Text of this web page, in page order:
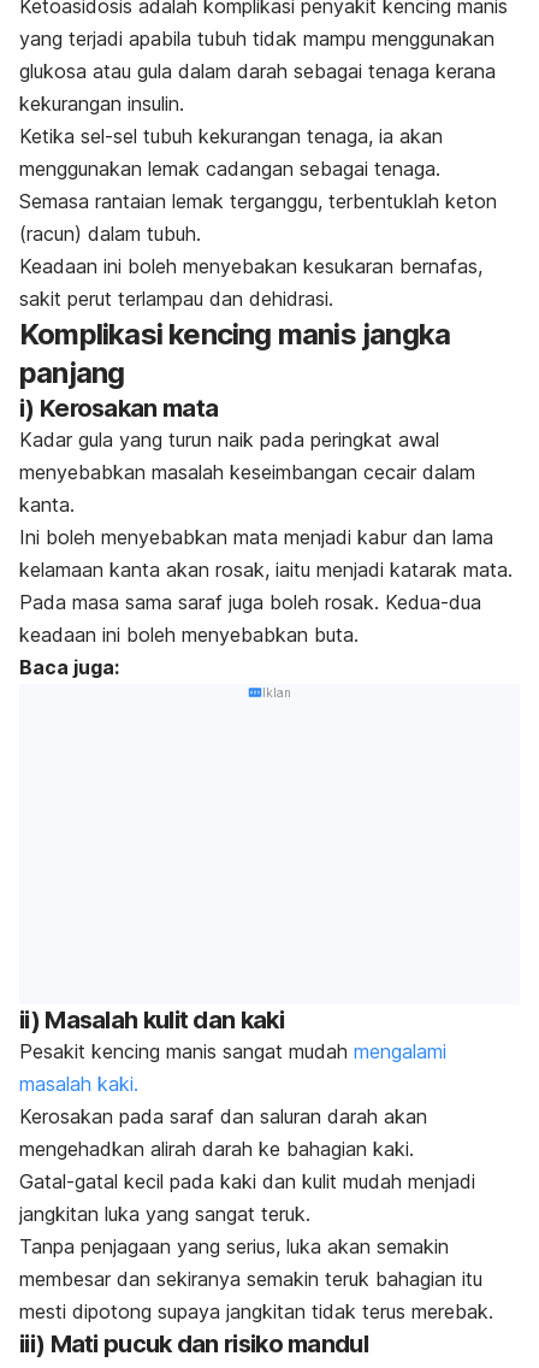
Ketoasidosis adalah komplikasi penyakit kencing manis
yang terjadi apabila tubuh tidak mampu menggunakan
glukosa atau gula dalam darah sebagai tenaga kerana
kekurangan insulin.
Ketika sel-sel tubuh kekurangan tenaga, ia akan
menggunakan lemak cadangan sebagai tenaga.
Semasa rantaian lemak terganggu, terbentuklah keton
(racun) dalam tubuh.
Keadaan ini boleh menyebakan kesukaran bernafas,
sakit perut terlampau dan dehidrasi.
Komplikasi kencing manis jangka
panjang
i) Kerosakan mata
Kadar gula yang turun naik pada peringkat awal
menyebabkan masalah keseimbangan cecair dalam
kanta.
Ini boleh menyebabkan mata menjadi kabur dan lama
kelamaan kanta akan rosak, iaitu menjadi katarak mata.
Pada masa sama saraf juga boleh rosak. Kedua-dua
keadaan ini boleh menyebabkan buta.
Baca juga:
Iklan
ii) Masalah kulit dan kaki
Pesakit kencing manis sangat mudah mengalami
masalah kaki.
Kerosakan pada saraf dan saluran darah akan
mengehadkan alirah darah ke bahagian kaki.
Gatal-gatal kecil pada kaki dan kulit mudah menjadi
jangkitan luka yang sangat teruk.
Tanpa penjagaan yang serius, luka akan semakin
membesar dan sekiranya semakin teruk bahagian itu
mesti dipotong supaya jangkitan tidak terus merebak.
iii) Mati pucuk dan risiko mandul